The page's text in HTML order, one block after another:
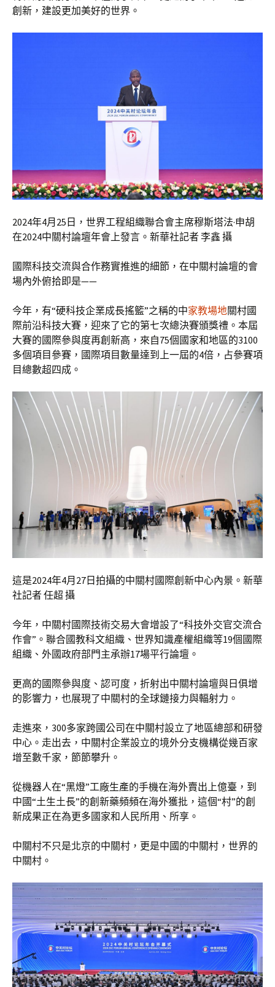
創新，建設更加美好的世界。
2024年4月25日，世界工程組織聯合會主席穆斯塔法·申胡
在2024中關村論壇年會上發言。新華社記者 李鑫 攝
國際科技交流與合作務實推進的細節，在中關村論壇的會
場內外俯拾即是——
今年，有“硬科技企業成長搖籃”之稱的中家教場地關村國
際前沿科技大賽，迎來了它的第七次總決賽頒獎禮。本屆
大賽的國際參與度再創新高，來自75個國家和地區的3100
多個項目參賽，國際項目數量達到上一屆的4倍，占參賽項
目總數超四成。
這是2024年4月27日拍攝的中關村國際創新中心內景。新華
社記者 任超 攝
今年，中關村國際技術交易大會增設了“科技外交官交流合
作會”。聯合國教科文組織、世界知識產權組織等19個國際
組織、外國政府部門主承辦17場平行論壇。
更高的國際參與度、認可度，折射出中關村論壇與日俱增
的影響力，也展現了中關村的全球鏈接力與輻射力。
走進來，300多家跨國公司在中關村設立了地區總部和研發
中心。走出去，中關村企業設立的境外分支機構從幾百家
增至數千家，節節攀升。
從機器人在“黑燈”工廠生產的手機在海外賣出上億臺，到
中國“土生土長”的創新藥頻頻在海外獲批，這個“村”的創
新成果正在為更多國家和人民所用、所享。
中關村不只是北京的中關村，更是中國的中關村，世界的
中關村。